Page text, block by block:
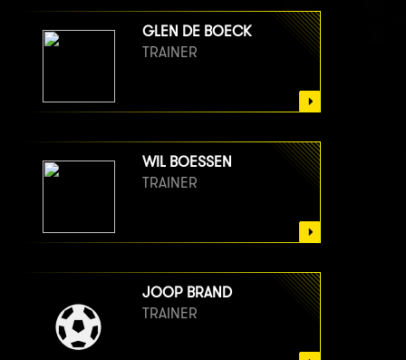
GLEN DE BOECK
TRAINER
WIL BOESSEN
TRAINER
JOOP BRAND
TRAINER